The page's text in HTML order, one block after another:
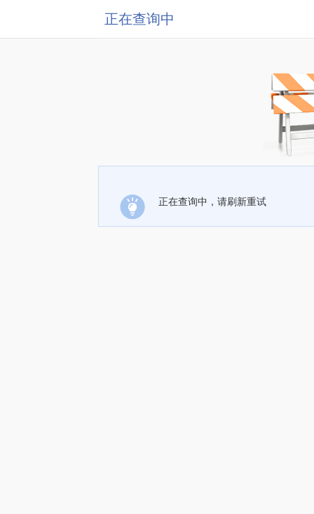
正在查询中
正在查询中，请刷新重试